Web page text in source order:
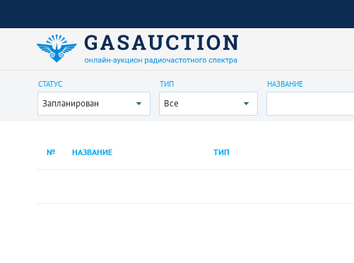
СТАТУС
Запланирован
ТИП
Все
НАЗВАНИЕ
№ НАЗВАНИЕ ТИП